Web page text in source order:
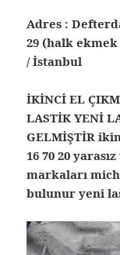
Adres :
29 (halk ekmek
/ İstanbul
İKİNCİ EL
LASTİK YENİ
GELMİŞTİR
16 70 20
markaları
bulunur yeni